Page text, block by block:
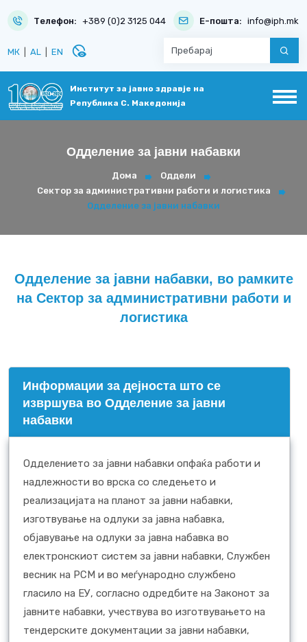
Телефон: +389 (0)2 3125 044 Е-пошта: info@iph.mk
МК AL EN disabled_visible
Институт за јавно здравје на
Република С. Македонија
Одделение за јавни набавки
Дома
Оддели
Сектор за административни работи и логистика
Одделение за јавни набавки
Одделение за јавни набавки, во рамките
на Сектор за административни работи и
логистика
Информации за дејноста што се
извршува во Одделение за јавни
набавки
Одделението за јавни набавки опфаќа работи и
надлежности во врска со следењето и
реализацијата на планот за јавни набавки,
изготвување на одлуки за јавна набавка,
објавување на одлуки за јавна набавка во
електронскиот систем за јавни набавки, Службен
весник на РСМ и во меѓународно службено
гласило на ЕУ, согласно одредбите на Законот за
јавните набавки, учествува во изготвувањето на
тендерските документации за јавни набавки,